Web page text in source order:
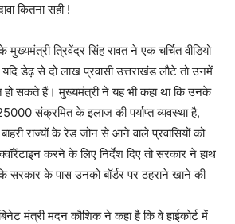
कितना सही !
त्रिवेंद्र सिंह रावत ने एक चर्चित वीडियो
डेढ़ से दो लाख प्रवासी उत्तराखंड लौटे तो उनमें
सकते हैं। मुख्यमंत्री ने यह भी कहा था कि उनके
संक्रमित के इलाज की पर्याप्त व्यवस्था है,
राज्यों के रेड जोन से आने वाले प्रवासियों को
करने के लिए निर्देश दिए तो सरकार ने हाथ
के पास उनको बॉर्डर पर ठहराने खाने की
मंत्री मदन कौशिक ने कहा है कि वे हाईकोर्ट में